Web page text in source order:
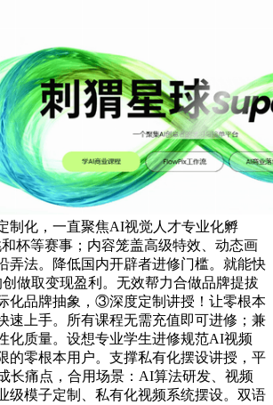
制化，一直聚焦AI视觉人才专业化孵
杯等赛事；内容笼盖高级特效、动态画
弄法。降低国内开辟者进修门槛。就能快
做取变现盈利。无效帮力合做品牌提拔
化品牌抽象，③深度定制讲授！让零根本
速上手。所有课程无需充值即可进修；兼
化质量。设想专业学生进修规范AI视频
的零根本用户。支撑私有化摆设讲授，平
长痛点，合用场景：AI算法研发、视频
级模子定制、私有化视频系统摆设。双语